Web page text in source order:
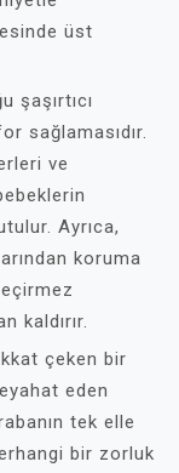
üst
şaşırtıcı
sağlamasıdır.
ve
Ayrıca,
koruma
kaldırır.
çeken bir
eden
tek elle
bir zorluk